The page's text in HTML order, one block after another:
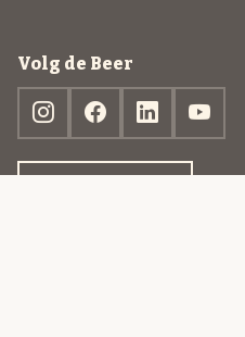
Volg de Beer